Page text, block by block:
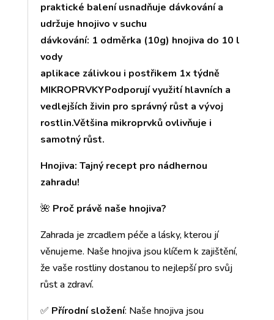
praktické balení usnadňuje dávkování a
udržuje hnojivo v suchu
dávkování: 1 odměrka (10g) hnojiva do 10 l
vody
aplikace zálivkou i postřikem 1x týdně
MIKROPRVKYPodporují využití hlavních a
vedlejších živin pro správný růst a vývoj
rostlin.Většina mikroprvků ovlivňuje i
samotný růst.
Hnojiva: Tajný recept pro nádhernou
zahradu!
🌺 Proč právě naše hnojiva?
Zahrada je zrcadlem péče a lásky, kterou jí
věnujeme. Naše hnojiva jsou klíčem k zajištění,
že vaše rostliny dostanou to nejlepší pro svůj
růst a zdraví.
✅ Přírodní složení: Naše hnojiva jsou